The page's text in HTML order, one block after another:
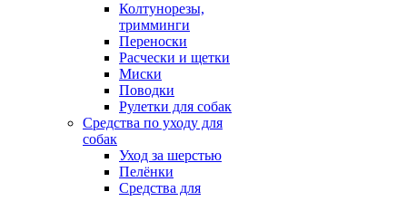
Колтунорезы,
тримминги
Переноски
Расчески и щетки
Миски
Поводки
Рулетки для собак
Средства по уходу для
собак
Уход за шерстью
Пелёнки
Средства для